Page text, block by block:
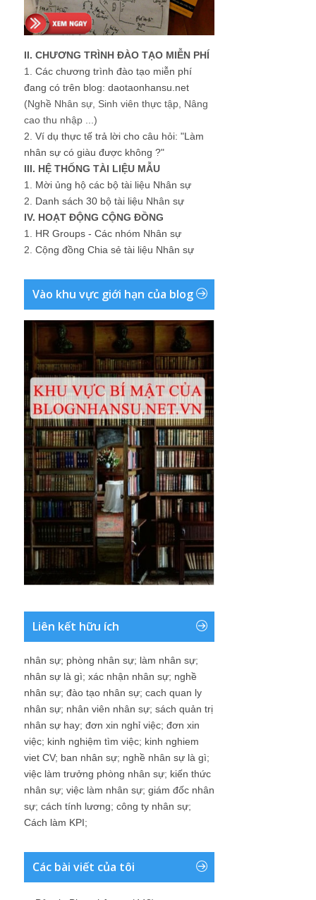
II. CHƯƠNG TRÌNH ĐÀO TẠO MIỄN PHÍ
1. Các chương trình đào tạo miễn phí
đang có trên blog: daotaonhansu.net
(Nghề Nhân sự, Sinh viên thực tập, Nâng
cao thu nhập ...)
2. Ví dụ thực tế trả lời cho câu hỏi: "Làm
nhân sự có giàu được không ?"
III. HỆ THỐNG TÀI LIỆU MẪU
1. Mời ủng hộ các bộ tài liệu Nhân sự
2. Danh sách 30 bộ tài liệu Nhân sự
IV. HOẠT ĐỘNG CỘNG ĐỒNG
1. HR Groups - Các nhóm Nhân sự
2. Cộng đồng Chia sẻ tài liệu Nhân sự
Vào khu vực giới hạn của blog
Liên kết hữu ích
nhân sự; phòng nhân sự; làm nhân sự;
nhân sự là gì; xác nhận nhân sự; nghề
nhân sự; đào tạo nhân sự; cach quan ly
nhân sự; nhân viên nhân sự; sách quản trị
nhân sự hay; đơn xin nghỉ việc; đơn xin
việc; kinh nghiệm tìm việc; kinh nghiem
viet CV; ban nhân sự; nghề nhân sự là gì;
việc làm trưởng phòng nhân sự; kiến thức
nhân sự; việc làm nhân sự; giám đốc nhân
sự; cách tính lương; công ty nhân sự;
Cách làm KPI;
Các bài viết của tôi